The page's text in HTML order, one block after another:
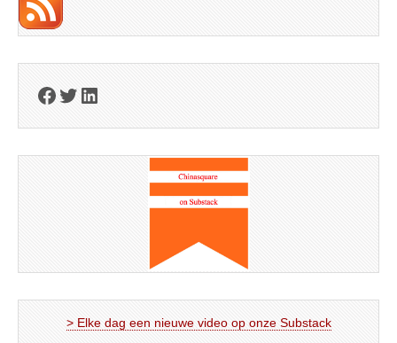
Facebook
Twitter
LinkedIn
> Elke dag een nieuwe video op onze Substack